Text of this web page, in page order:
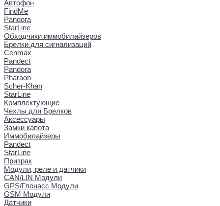
Автофон
FindMe
Pandora
StarLine
Обходчики иммобилайзеров
Брелки для сигнализаций
Cenmax
Pandect
Pandora
Pharaon
Scher-Khan
StarLine
Комплектующие
Чехлы для Брелков
Аксессуары
Замки капота
Иммобилайзеры
Pandect
StarLine
Призрак
Модули, реле и датчики
CAN/LIN Модули
GPS/Глонасс Модули
GSM Модули
Датчики